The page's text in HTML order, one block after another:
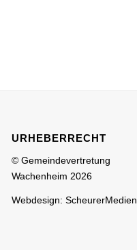
URHEBERRECHT
© Gemeindevertretung
Wachenheim 2026
Webdesign: ScheurerMedien